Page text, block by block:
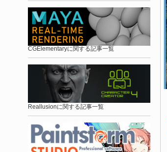
CGElementaryに関する記事一覧
Reallusionに関する記事一覧